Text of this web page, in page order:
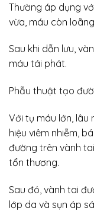
Thường áp dụng
vừa, máu còn
Sau khi dẫn lưu,
máu tái phát.
Phẫu thuật tạo
Với tụ máu lớn,
hiệu viêm nhiễm,
đường trên vành
tổn thương.
Sau đó, vành tai
lớp da và sụn áp